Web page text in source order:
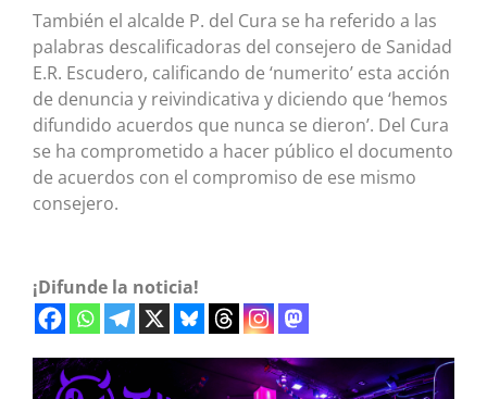
También el alcalde P. del Cura se ha referido a las
palabras descalificadoras del consejero de Sanidad
E.R. Escudero, calificando de ‘numerito’ esta acción
de denuncia y reivindicativa y diciendo que ‘hemos
difundido acuerdos que nunca se dieron’. Del Cura
se ha comprometido a hacer público el documento
de acuerdos con el compromiso de ese mismo
consejero.
¡Difunde la noticia!